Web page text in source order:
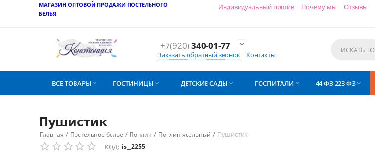
МАГАЗИН ОПТОВОЙ ПРОДАЖИ ПОСТЕЛЬНОГО
БЕЛЬЯ
Индивидуальный пошив Почему мы Отзывы
+7(920)340-01-77

Заказать обратный звонок
Контакты
ВСЕ ТОВАРЫ  ГОСТИНИЦЫ  ДЕТСКИЕ САДЫ  ГОСПИТАЛИ  44 ФЗ 223 ФЗ 
Пушистик
Главная / Постельное белье / Поплин / Поплин ясельный / Пушистик
КОД: is__2255